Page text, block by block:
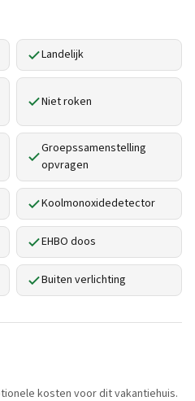
Landelijk
Niet roken
Groepssamenstelling
opvragen
Koolmonoxidedetector
EHBO doos
Buiten verlichting
kosten voor dit vakantiehuis.